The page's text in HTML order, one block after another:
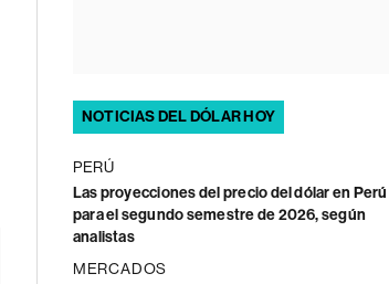
NOTICIAS DEL DÓLAR HOY
PERÚ
Las proyecciones del precio del dólar en Perú
para el segundo semestre de 2026, según
analistas
MERCADOS